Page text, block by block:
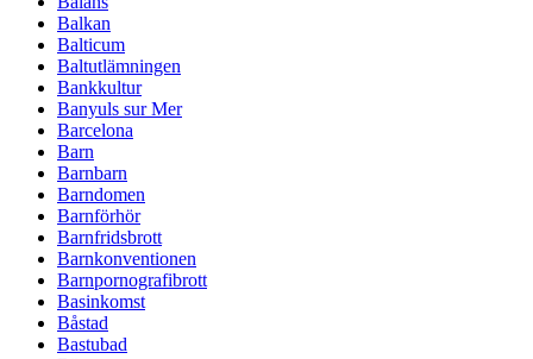
Balkan
Balticum
Baltutlämningen
Bankkultur
Banyuls sur Mer
Barcelona
Barn
Barnbarn
Barndomen
Barnförhör
Barnfridsbrott
Barnkonventionen
Barnpornografibrott
Basinkomst
Båstad
Bastubad